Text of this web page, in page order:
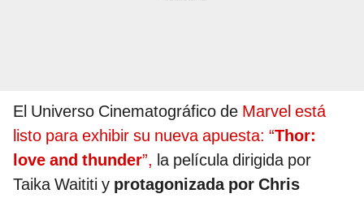
El Universo Cinematográfico de Marvel está
listo para exhibir su nueva apuesta: “Thor:
love and thunder”, la película dirigida por
Taika Waititi y protagonizada por Chris